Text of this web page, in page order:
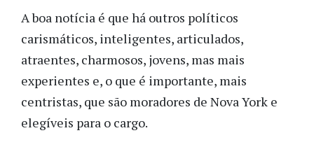
A boa notícia é que há outros políticos
carismáticos, inteligentes, articulados,
atraentes, charmosos, jovens, mas mais
experientes e, o que é importante, mais
centristas, que são moradores de Nova York e
elegíveis para o cargo.